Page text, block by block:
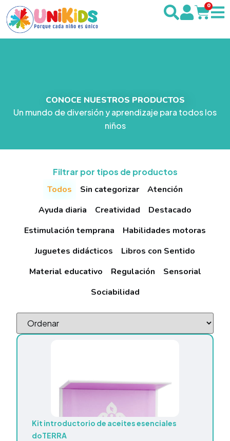
0
CONOCE NUESTROS PRODUCTOS
Un mundo de diversión y aprendizaje para todos los
niños
Filtrar por tipos de productos
Sin categorizar
Atención
Ayuda diaria
Creatividad
Destacado
Estimulación temprana
Habilidades motoras
Juguetes didácticos
Libros con Sentido
Material educativo
Regulación
Sensorial
Sociabilidad
Todos
Kit introductorio de aceites esenciales
doTERRA